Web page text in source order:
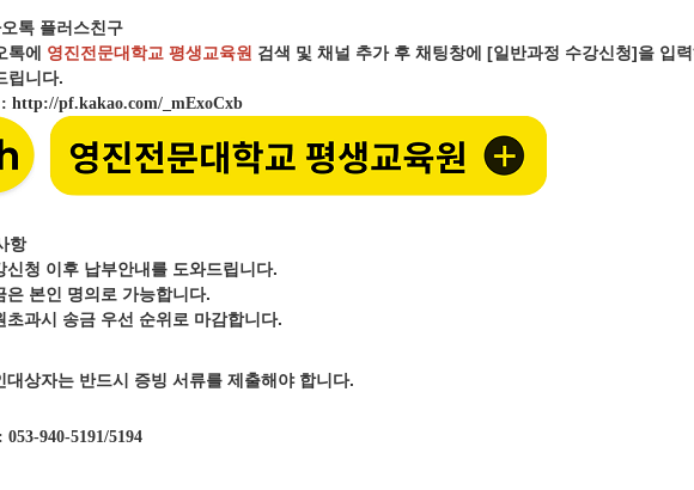
톡 플러스친구
톡에 영진전문대학교 평생교육원 검색 및 채널 추가 후 채팅창에 [일반과정 수강신청]을 입
립니다.
: http://pf.kakao.com/_mExoCxb
항
청 이후 납부안내를 도와드립니다.
본인 명의로 가능합니다.
과시 송금 우선 순위로 마감합니다.
상자는 반드시 증빙 서류를 제출해야 합니다.
: 053-940-5191/5194